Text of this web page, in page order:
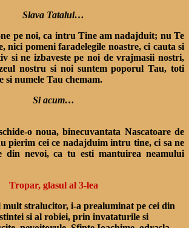
Slava Tatalui…
pe noi, ca intru Tine am nadajduit; nu Te
nici pomeni faradelegile noastre, ci cauta si
si ne izbaveste pe noi de vrajmasii nostri,
nostru si noi suntem poporul Tau, toti
numele Tau chemam.
Si acum…
o noua, binecuvantata Nascatoare de
pierim cei ce nadajduim intru tine, ci sa ne
din nevoi, ca tu esti mantuirea neamului
Tropar, glasul al 3-lea
stralucitor, i-a prealuminat pe cei din
si al robiei, prin invataturile si